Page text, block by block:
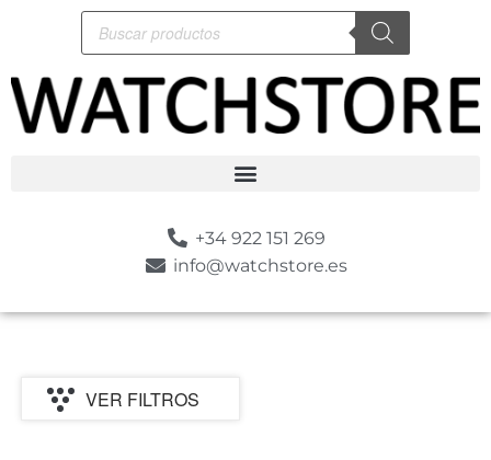
+34 922 151 269
info@watchstore.es
VER FILTROS